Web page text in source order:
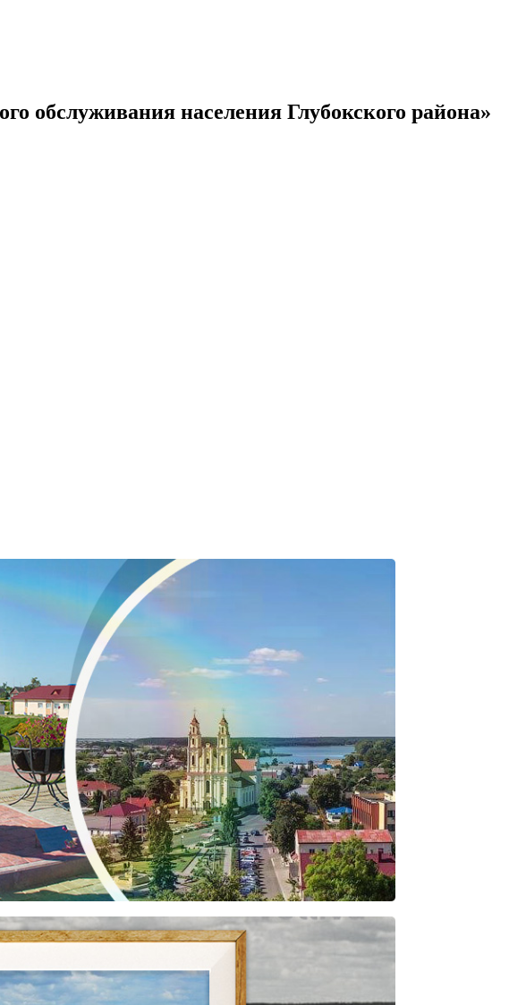
обслуживания населения Глубокского района»